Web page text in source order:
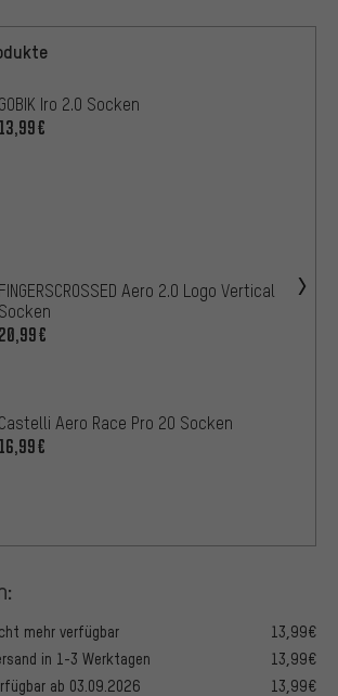
GOBIK Iro 2.0 Socken
13,99€
FINGERSCROSSED Aero 2.0 Logo Vertical
Socken
20,99€
Castelli Aero Race Pro 20 Socken
16,99€
mehr verfügbar
13,99€
in 1-3 Werktagen
13,99€
ab 03.09.2026
13,99€